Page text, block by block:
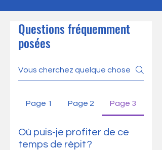
Questions fréquemment
posées
Page 1 Page 2 Page 3
Où puis-je profiter de ce
temps de répit ?